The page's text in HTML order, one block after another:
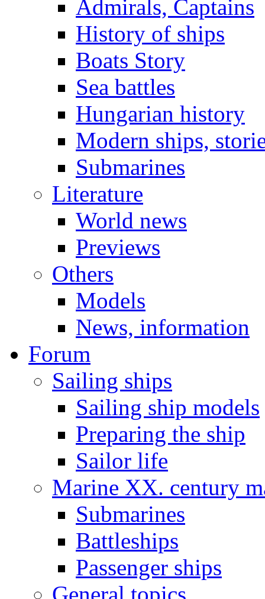
Admirals, Captains
History of ships
Boats Story
Sea battles
Hungarian history
Modern ships,
Submarines
Literature
World news
Previews
Others
Models
News, information
Forum
Sailing ships
Sailing ship models
Preparing the ship
Sailor life
Marine XX. century
Submarines
Battleships
Passenger ships
General topics